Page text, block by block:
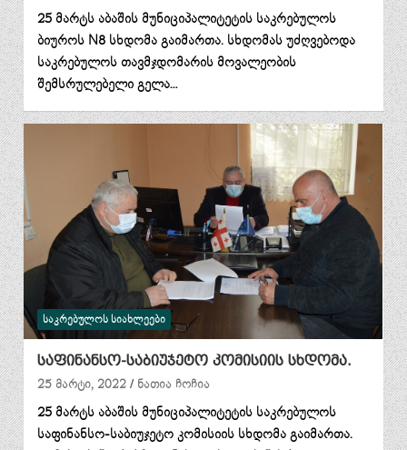
25 მარტს აბაშის მუნიციპალიტეტის საკრებულოს
ბიუროს N8 სხდომა გაიმართა. სხდომას უძღვებოდა
საკრებულოს თავმჯდომარის მოვალეობის
შემსრულებელი გელა…
ᲡᲐᲙᲠᲔᲑᲣᲚᲝᲡ ᲡᲘᲐᲮᲚᲔᲔᲑᲘ
საფინანსო-საბიუჯეტო კომისიის სხდომა.
25 მარტი, 2022
ნათია ჩოჩია
25 მარტს აბაშის მუნიციპალიტეტის საკრებულოს
საფინანსო-საბიუჯეტო კომისიის სხდომა გაიმართა.